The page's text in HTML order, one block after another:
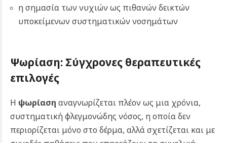
η σημασία των νυχιών ως πιθανών δεικτών
υποκείμενων συστηματικών νοσημάτων
Ψωρίαση: Σύγχρονες θεραπευτικές
επιλογές
Η ψωρίαση αναγνωρίζεται πλέον ως μια χρόνια,
συστηματική φλεγμονώδης νόσος, η οποία δεν
περιορίζεται μόνο στο δέρμα, αλλά σχετίζεται και με